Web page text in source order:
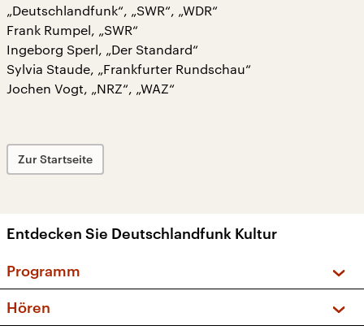
„Deutschlandfunk“, „SWR“, „WDR“
Frank Rumpel, „SWR“
Ingeborg Sperl, „Der Standard“
Sylvia Staude, „Frankfurter Rundschau“
Jochen Vogt, „NRZ“, „WAZ“
Zur Startseite
Entdecken Sie Deutschlandfunk Kultur
Programm
Hören